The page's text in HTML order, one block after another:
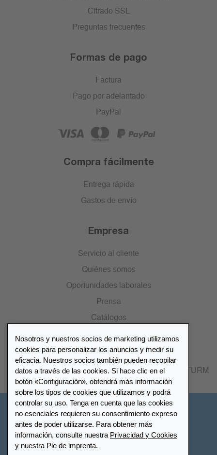
Cifrado SSL
Preguntas frecuentes
Formas de pago
Factura
Pago por adelantado
PayPal
Compra fácilmente
Entrega rápida
Gastos de envío
Empresa
Servicio al cliente
Quiénes somos
Oportunidades laborales
Prensa
Catálogos
Lista de distribuidores
Encuentre su distribuidor más cercano LEUCHTTURM
Nosotros y nuestros socios de marketing utilizamos
cookies para personalizar los anuncios y medir su
eficacia. Nuestros socios también pueden recopilar
datos a través de las cookies. Si hace clic en el
botón «Configuración», obtendrá más información
sobre los tipos de cookies que utilizamos y podrá
controlar su uso. Tenga en cuenta que las cookies
no esenciales requieren su consentimiento expreso
antes de poder utilizarse. Para obtener más
información, consulte nuestra Privacidad y Cookies
y nuestra Pie de imprenta.
Configuración de cookies Privacidad y Cookies
Declaración de accesibilidad